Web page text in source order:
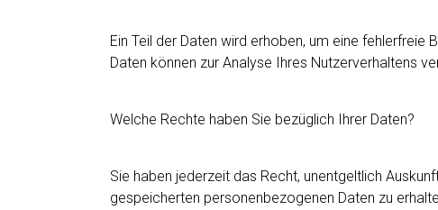
Ein Teil der Daten wird erhoben, um eine
Daten können zur Analyse Ihres Nutzerverhaltens
Welche Rechte haben Sie bezüglich Ihrer Daten?
Sie haben jederzeit das Recht, unentgeltlich
gespeicherten personenbezogenen Daten zu